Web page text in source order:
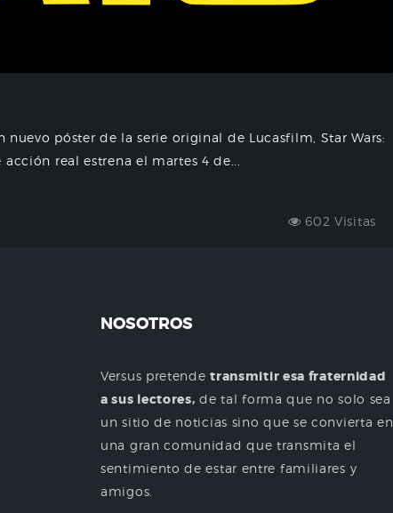
nuevo póster de la serie original de Lucasfilm, Star Wars:
real estrena el martes 4 de...
602 Visitas
NOSOTROS
Versus pretendetransmitir esa fraternidad
a sus lectores, de tal forma que no solo sea
un sitio de noticias sino que se convierta en
una gran comunidad que transmita el
sentimiento de estar entre familiares y
amigos.